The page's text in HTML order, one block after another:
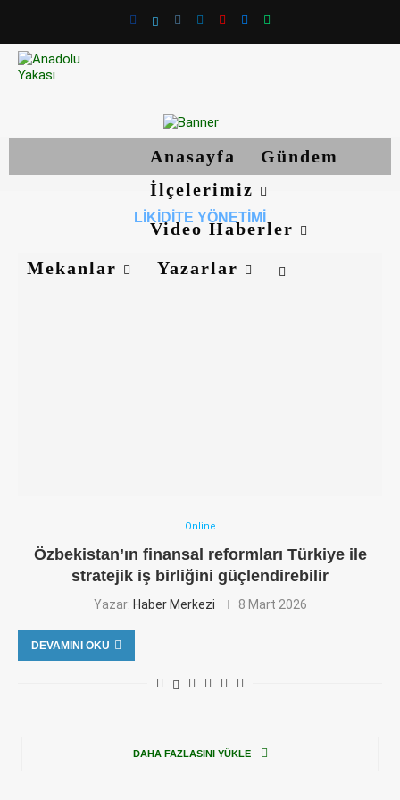
Anasayfa
Gündem
İlçelerimiz
Video Haberler
Mekanlar
Yazarlar
LIKIDITE YÖNETIMI
Online
Özbekistan’ın finansal reformları Türkiye ile
stratejik iş birliğini güçlendirebilir
Yazar: Haber Merkezi 8 Mart 2026
DEVAMINI OKU
DAHA FAZLASINI YÜKLE